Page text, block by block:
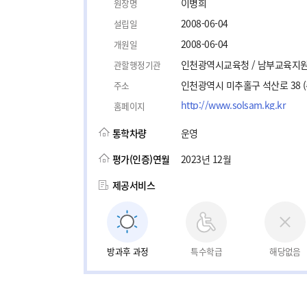
원장명
설립일 2008-06-04
개원일 2008-06-04
관할행정기관 인천광역시교육청 / 남부교육지
주소 인천광역시 미추홀구 석산로 38
홈페이지 http://www.solsam.kg.kr
통학차량
운영
평가(인증)연월
2023년 12월
제공서비스
방과후 과정 특수학급 해당없음